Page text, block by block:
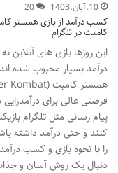
10.آبان.1403 20
کامبت در تلگرام
این روزها بازی های
درآمد بسیار محبوب شده
فرصتی عالی برای
پیام رسانی مثل تلگرام
کنند و حتی درآمد داشته
را با نحوه بازی و کسب
دنبال یک روش آسان و جذاب